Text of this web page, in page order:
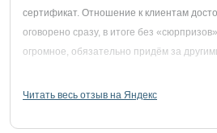
сертификат. Отношение к клиентам
оговорено сразу, в итоге без
огромное, обязательно придём за
Читать весь отзыв на Яндекс